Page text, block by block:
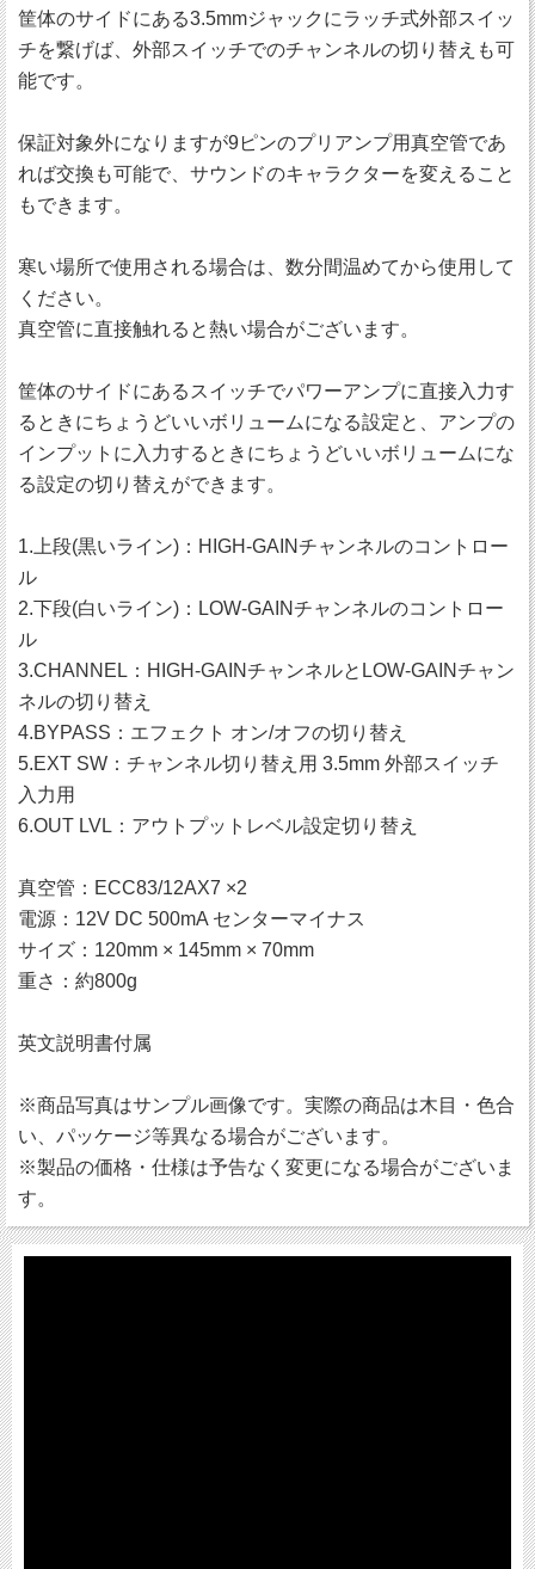
筐体のサイドにある3.5mmジャックにラッチ式外部スイッ
チを繋げば、外部スイッチでのチャンネルの切り替えも可
能です。
保証対象外になりますが9ピンのプリアンプ用真空管であ
れば交換も可能で、サウンドのキャラクターを変えること
もできます。
寒い場所で使用される場合は、数分間温めてから使用して
ください。
真空管に直接触れると熱い場合がございます。
筐体のサイドにあるスイッチでパワーアンプに直接入力す
るときにちょうどいいボリュームになる設定と、アンプの
インプットに入力するときにちょうどいいボリュームにな
る設定の切り替えができます。
1.上段(黒いライン)：HIGH-GAINチャンネルのコントロー
ル
2.下段(白いライン)：LOW-GAINチャンネルのコントロー
ル
3.CHANNEL：HIGH-GAINチャンネルとLOW-GAINチャン
ネルの切り替え
4.BYPASS：エフェクト オン/オフの切り替え
5.EXT SW：チャンネル切り替え用 3.5mm 外部スイッチ
入力用
6.OUT LVL：アウトプットレベル設定切り替え
真空管：ECC83/12AX7 ×2
電源：12V DC 500mA センターマイナス
サイズ：120mm × 145mm × 70mm
重さ：約800g
英文説明書付属
※商品写真はサンプル画像です。実際の商品は木目・色合
い、パッケージ等異なる場合がございます。
※製品の価格・仕様は予告なく変更になる場合がございま
す。